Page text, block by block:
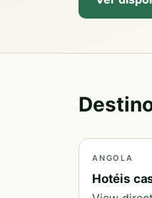
ANGOLA
Hotéis